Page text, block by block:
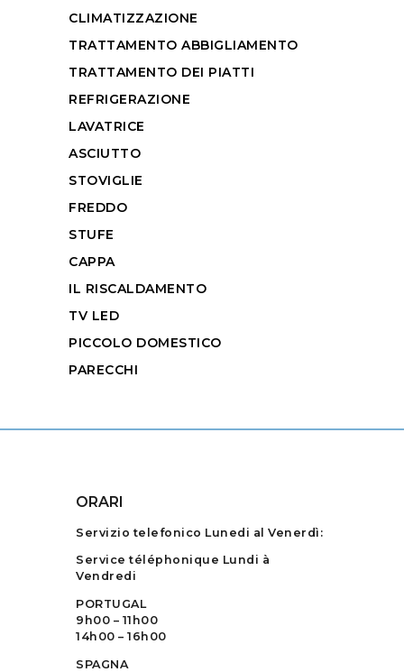
CLIMATIZZAZIONE
TRATTAMENTO ABBIGLIAMENTO
TRATTAMENTO DEI PIATTI
REFRIGERAZIONE
LAVATRICE
ASCIUTTO
STOVIGLIE
FREDDO
STUFE
CAPPA
IL RISCALDAMENTO
TV LED
PICCOLO DOMESTICO
PARECCHI
ORARI
Servizio telefonico Lunedi al Venerdì:
Service téléphonique Lundi à
Vendredi
PORTUGAL
9h00 – 11h00
14h00 – 16h00
SPAGNA